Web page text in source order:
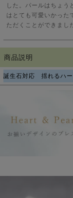
した。パールはちょう
はとても可愛いかった
ただくことができまし
商品説明
誕生石対応 揺れるハ